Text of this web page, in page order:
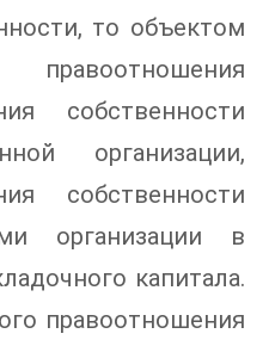
то объектом
собственности
организации,
собственности
организации в
капитала.
правоотношения